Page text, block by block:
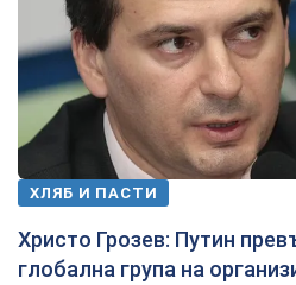
ХЛЯБ И ПАСТИ
Христо Грозев: Путин
глобална група на